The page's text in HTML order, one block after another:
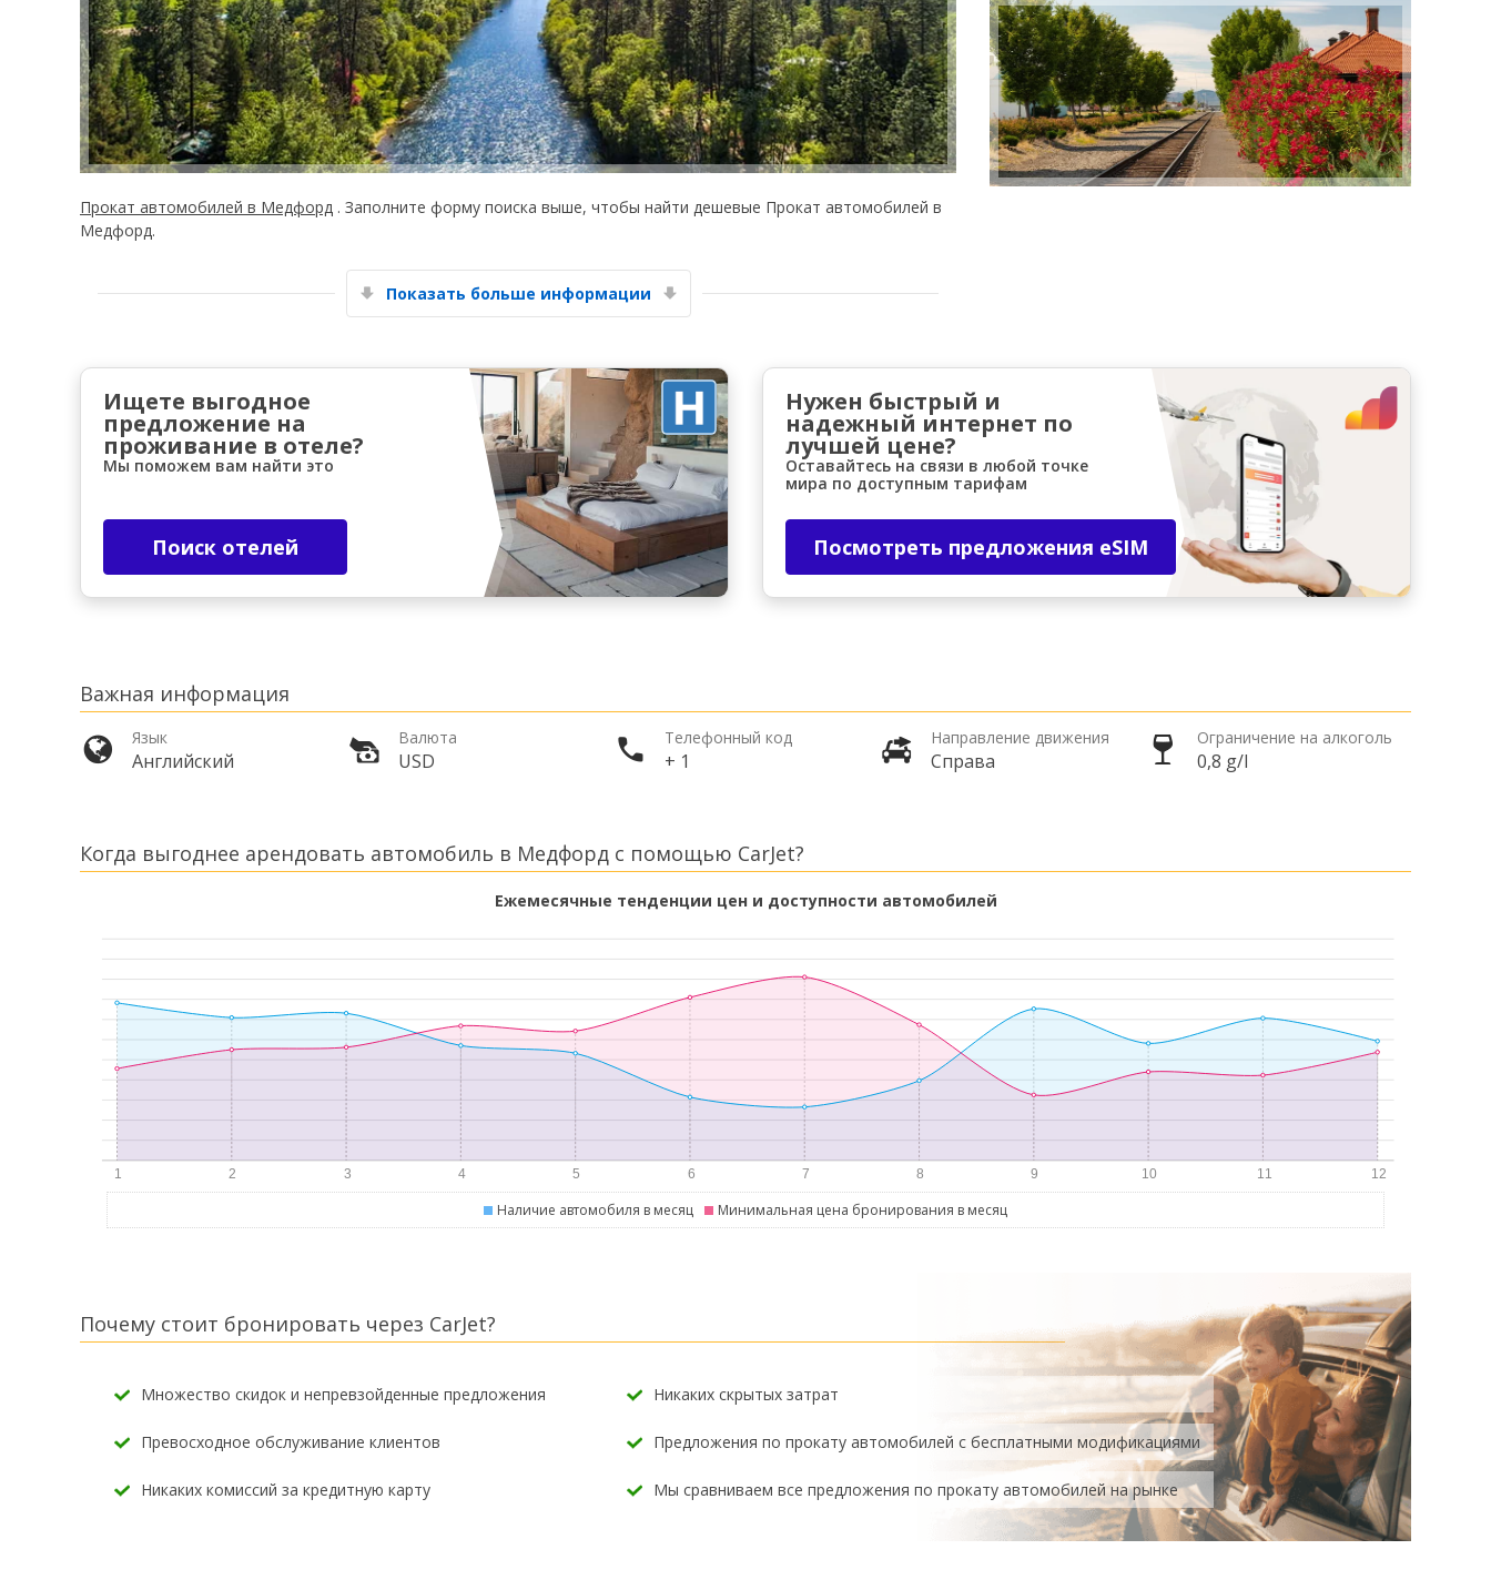
Прокат автомобилей в Медфорд . Заполните форму поиска выше, чтобы найти дешевые Прокат автомобилей в
Медфорд.
Показать больше информации
Ищете выгодное
предложение на
проживание в отеле?
Мы поможем вам найти это
Поиск отелей
Нужен быстрый и
надежный интернет по
лучшей цене?
Оставайтесь на связи в любой точке
мира по доступным тарифам
Посмотреть предложения eSIM
Важная информация
Язык
Английский
Валюта
USD
Телефонный код
+ 1
Направление движения
Справа
Ограничение на алкоголь
0,8 g/l
Когда выгоднее арендовать автомобиль в Медфорд с помощью CarJet?
Ежемесячные тенденции цен и доступности автомобилей
Наличие автомобиля в месяц Минимальная цена бронирования в месяц
Почему стоит бронировать через CarJet?
Множество скидок и непревзойденные предложения Никаких скрытых затрат
Превосходное обслуживание клиентов Предложения по прокату автомобилей с бесплатными модификациями
Никаких комиссий за кредитную карту Мы сравниваем все предложения по прокату автомобилей на рынке
Лучшие сбережения
Получите доступ к эксклюзивным
Войти с помощью eLink